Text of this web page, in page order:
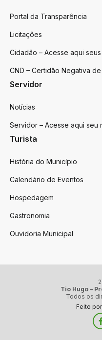
Portal da Transparência
Licitações
Cidadão – Acesse aqui
CND – Certidão Negativa
Servidor
Notícias
Servidor – Acesse aqui seu
Turista
História do Município
Calendário de Eventos
Hospedagem
Gastronomia
Ouvidoria Municipal
Tio Hugo –
Todos os
Feito